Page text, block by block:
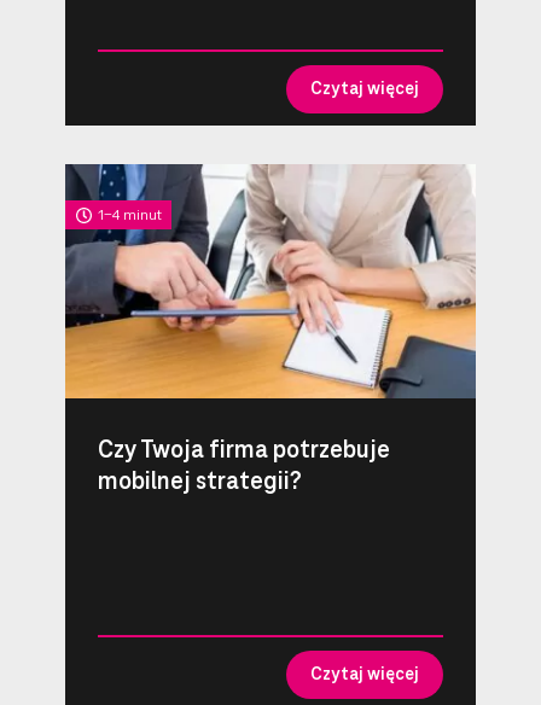
Czytaj więcej
1-4 minut
Czy Twoja firma potrzebuje
mobilnej strategii?
Czytaj więcej